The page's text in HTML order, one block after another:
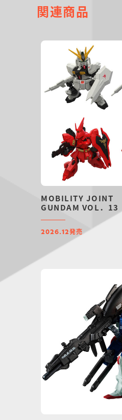
関連商品
MOBILITY JOINT
GUNDAM VOL．13
2026.12発売